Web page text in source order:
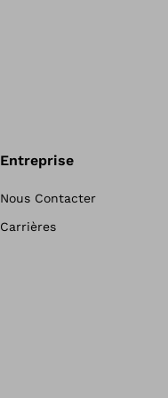
Entreprise
Nous Contacter
Carrières